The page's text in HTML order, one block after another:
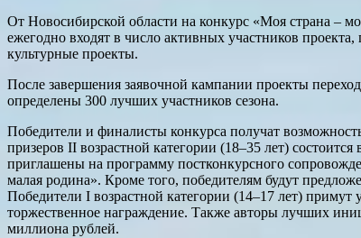
От Новосибирской области на конкурс «Моя страна –
ежегодно входят в число активных участников
культурные проекты.
После завершения заявочной кампании проекты
определены 300 лучших участников сезона.
Победители и финалисты конкурса получат
призеров II возрастной категории (18–35 лет)
приглашены на программу постконкурсного
малая родина». Кроме того, победителям будут
Победители I возрастной категории (14–17 лет)
торжественное награждение. Также авторы лучших
миллиона рублей.